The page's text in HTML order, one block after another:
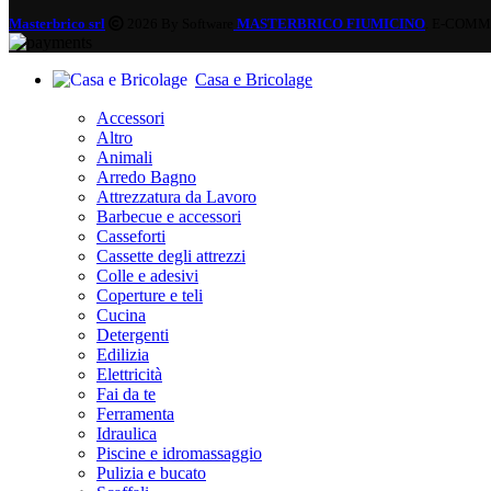
Masterbrico srl MASTERBRICO FIUMICINO
Casa e Bricolage
Accessori
Altro
Animali
Arredo Bagno
Attrezzatura da Lavoro
Barbecue e accessori
Casseforti
Cassette degli attrezzi
Colle e adesivi
Coperture e teli
Cucina
Detergenti
Edilizia
Elettricità
Fai da te
Ferramenta
Idraulica
Piscine e idromassaggio
Pulizia e bucato